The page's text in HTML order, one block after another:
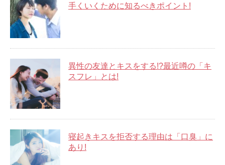
手くいくために知るべきポイント!
異性の友達とキスをする!?最近噂の「キ
スフレ」とは!
寝起きキスを拒否する理由は「口臭」に
あり!